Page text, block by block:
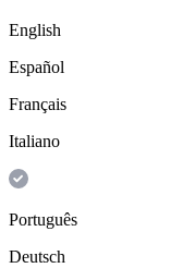
English
Español
Français
Italiano
Português
Deutsch